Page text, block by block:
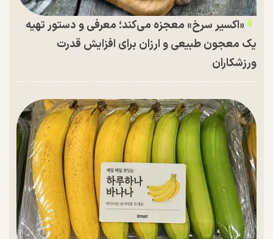
«اکسیر سرخ» معجزه می‌کند؛ معرفی و دستور تهیه
یک معجون طبیعی و ارزان برای افزایش قدرت
ورزشکاران